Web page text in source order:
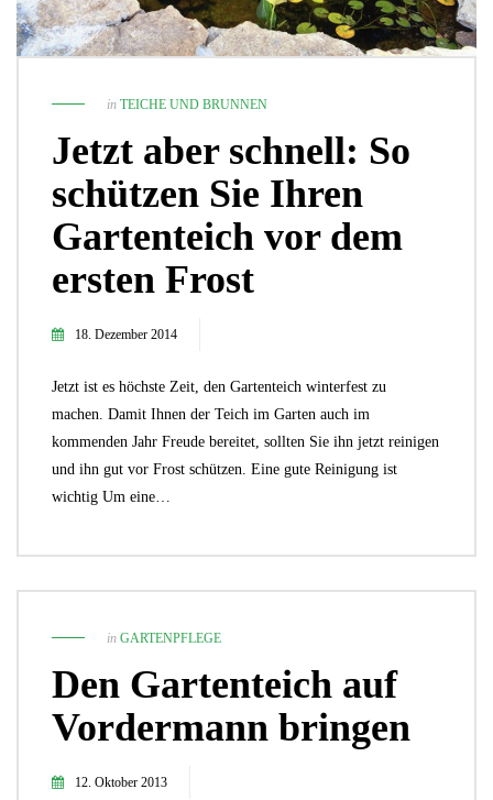
in TEICHE UND BRUNNEN
Jetzt aber schnell: So
schützen Sie Ihren
Gartenteich vor dem
ersten Frost
18. Dezember 2014
Jetzt ist es höchste Zeit, den Gartenteich winterfest zu
machen. Damit Ihnen der Teich im Garten auch im
kommenden Jahr Freude bereitet, sollten Sie ihn jetzt reinigen
und ihn gut vor Frost schützen. Eine gute Reinigung ist
wichtig Um eine…
in GARTENPFLEGE
Den Gartenteich auf
Vordermann bringen
12. Oktober 2013